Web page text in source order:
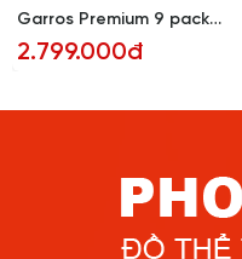
Garros Premium 9 pack
(WR8012601001)
2.799.000đ